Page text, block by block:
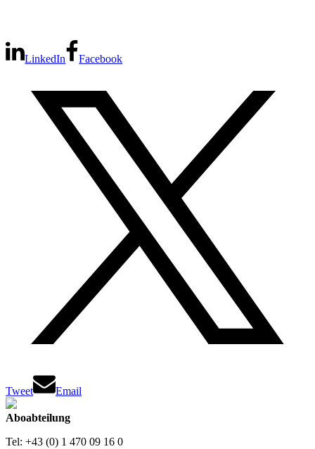
LinkedIn Facebook
Tweet Email
Aboabteilung
Tel: +43 (0) 1 470 09 16 0